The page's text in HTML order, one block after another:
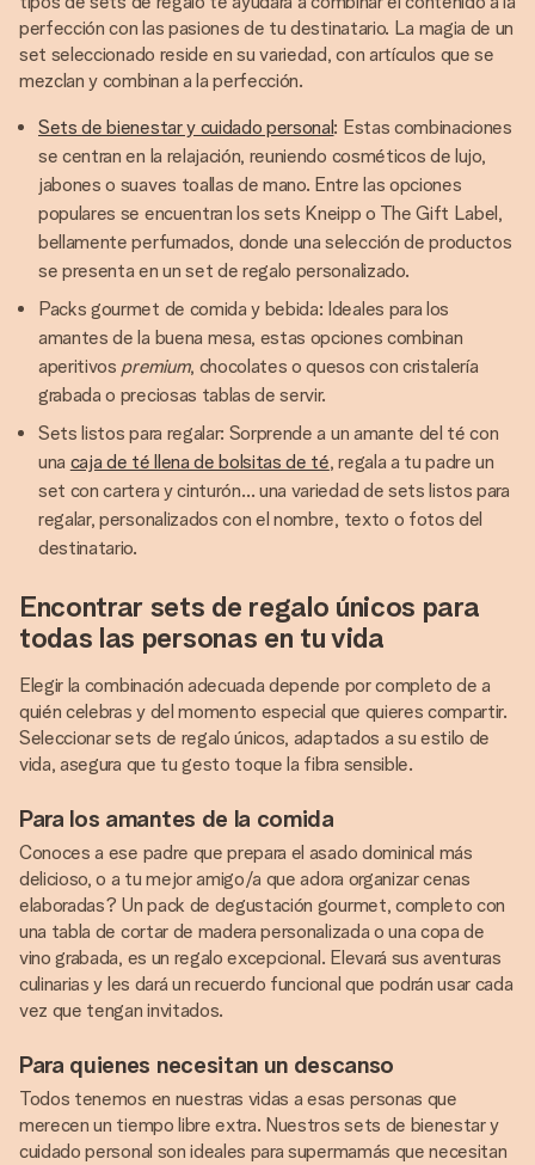
perfección con las pasiones de tu destinatario. La magia de un
set seleccionado reside en su variedad, con artículos que se
mezclan y combinan a la perfección.
Sets de bienestar y cuidado personal: Estas combinaciones
se centran en la relajación, reuniendo cosméticos de lujo,
jabones o suaves toallas de mano. Entre las opciones
populares se encuentran los sets Kneipp o The Gift Label,
bellamente perfumados, donde una selección de productos
se presenta en un set de regalo personalizado.
Packs gourmet de comida y bebida: Ideales para los
amantes de la buena mesa, estas opciones combinan
aperitivos premium, chocolates o quesos con cristalería
grabada o preciosas tablas de servir.
Sets listos para regalar: Sorprende a un amante del té con
una caja de té llena de bolsitas de té, regala a tu padre un
set con cartera y cinturón… una variedad de sets listos para
regalar, personalizados con el nombre, texto o fotos del
destinatario.
Encontrar sets de regalo únicos para
todas las personas en tu vida
Elegir la combinación adecuada depende por completo de a
quién celebras y del momento especial que quieres compartir.
Seleccionar sets de regalo únicos, adaptados a su estilo de
vida, asegura que tu gesto toque la fibra sensible.
Para los amantes de la comida
Conoces a ese padre que prepara el asado dominical más
delicioso, o a tu mejor amigo/a que adora organizar cenas
elaboradas? Un pack de degustación gourmet, completo con
una tabla de cortar de madera personalizada o una copa de
vino grabada, es un regalo excepcional. Elevará sus aventuras
culinarias y les dará un recuerdo funcional que podrán usar cada
vez que tengan invitados.
Para quienes necesitan un descanso
Todos tenemos en nuestras vidas a esas personas que
merecen un tiempo libre extra. Nuestros sets de bienestar y
cuidado personal son ideales para supermamás que necesitan